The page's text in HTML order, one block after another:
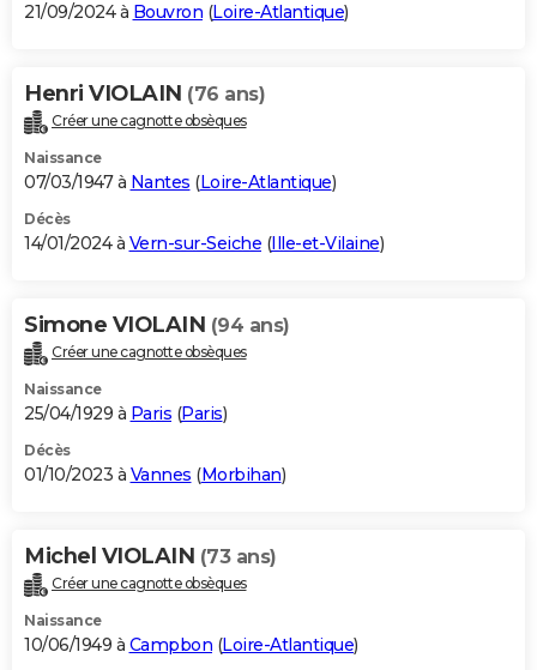
21/09/2024 à Bouvron (Loire-Atlantique)
Henri VIOLAIN (76 ans)
Créer une cagnotte obsèques
Naissance
07/03/1947 à Nantes (Loire-Atlantique)
Décès
14/01/2024 à Vern-sur-Seiche (Ille-et-Vilaine)
Simone VIOLAIN (94 ans)
Créer une cagnotte obsèques
Naissance
25/04/1929 à Paris (Paris)
Décès
01/10/2023 à Vannes (Morbihan)
Michel VIOLAIN (73 ans)
Créer une cagnotte obsèques
Naissance
10/06/1949 à Campbon (Loire-Atlantique)